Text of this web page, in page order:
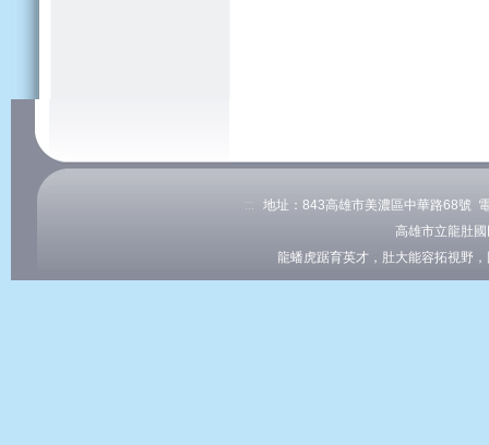
:::
地址：843高雄市美濃區中華路68號
高雄市立龍肚
龍蟠虎踞育英才，肚大能容拓視野